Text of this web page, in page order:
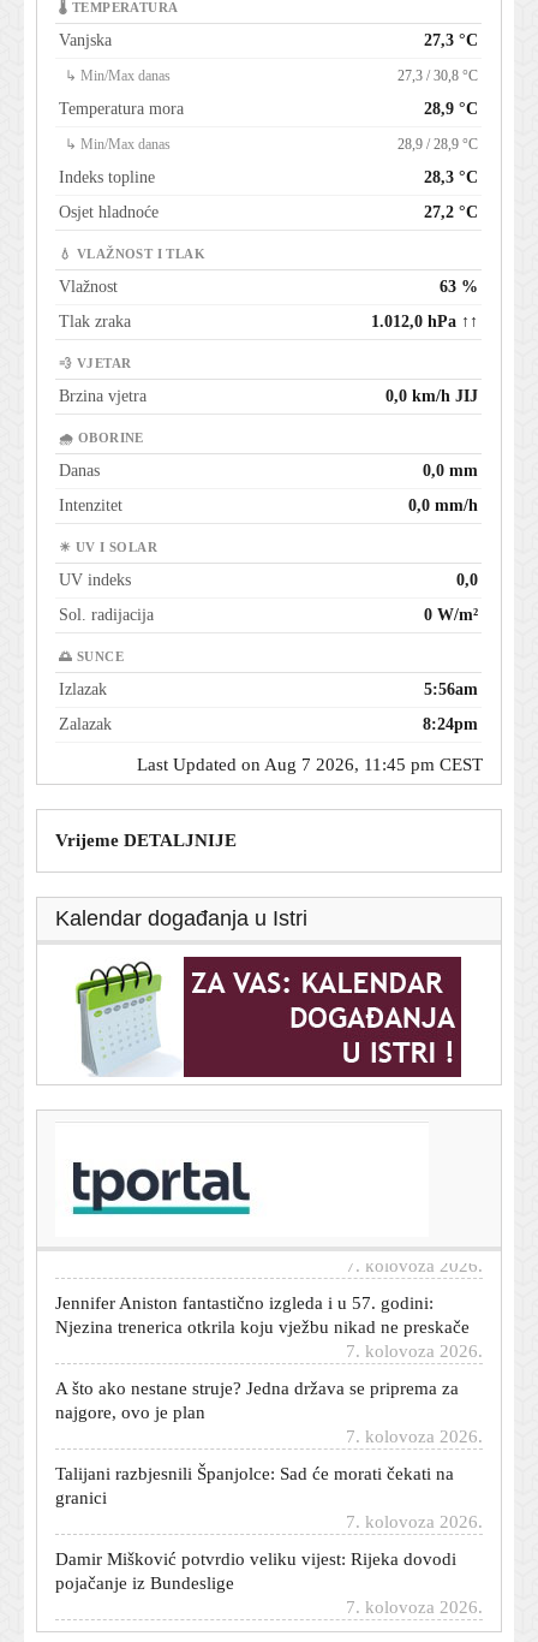
🌡 TEMPERATURA
Vanjska 27,3 °C
↳ Min/Max danas 27,3 / 30,8 °C
Temperatura mora 28,9 °C
↳ Min/Max danas 28,9 / 28,9 °C
Indeks topline
28,3 °C
Osjet hladnoće
27,2 °C
💧 VLAŽNOST I TLAK
Vlažnost
63 %
Tlak zraka
1.012,0 hPa ↑↑
💨 VJETAR
Brzina vjetra 0,0 km/h JIJ
🌧 OBORINE
Danas
0,0 mm
Intenzitet
0,0 mm/h
☀ UV I SOLAR
UV indeks
0,0
Sol. radijacija
0 W/m²
🌅 SUNCE
Izlazak
5:56am
Zalazak
8:24pm
Last Updated on Aug 7 2026, 11:45 pm CEST
Vrijeme DETALJNIJE
Kalendar događanja u Istri
Ima snažnu poruku: Novi singl Baby Lasagne je
'borbena' pjesma o hrabrosti i otpornosti u današnjem
7. kolovoza 2026.
Jennifer Aniston fantastično izgleda i u 57. godini:
Njezina trenerica otkrila koju vježbu nikad ne preskače
7. kolovoza 2026.
A što ako nestane struje? Jedna država se priprema za
najgore, ovo je plan
Talijani razbjesnili Španjolce: Sad će morati čekati na
granici
Damir Mišković potvrdio veliku vijest: Rijeka dovodi
pojačanje iz Bundeslige
Rusi komentirali dron s eksplozivom u Leipzigu: 'Ovo